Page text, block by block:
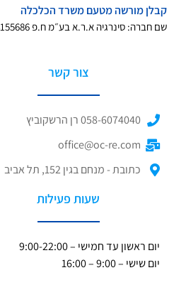
קבלן מורשה מטעם משרד הכלכלה
שם חברה: סינרגיה א.ר.א בע״מ ח.פ 516155686, מספר רישיון - 2744
צור קשר
058-6074040 רן הרשקוביץ
office@oc-re.com
כתובת - מנחם בגין 152, תל אביב
שעות פעילות
יום ראשון עד חמישי – 9:00-22:00
יום שישי – 9:00 – 16:00